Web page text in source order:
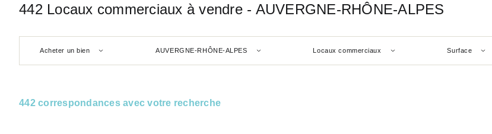
442 Locaux commerciaux à vendre - AUVERGNE-RHÔNE-ALPES
Acheter un bien AUVERGNE-RHÔNE-ALPES Locaux commerciaux Surface
442 correspondances avec votre recherche